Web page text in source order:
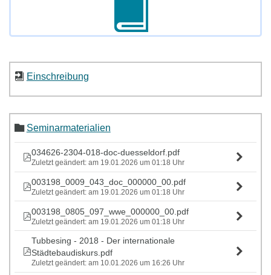
Einschreibung
Seminarmaterialien
034626-2304-018-doc-duesseldorf.pdf
Zuletzt geändert: am 19.01.2026 um 01:18 Uhr
003198_0009_043_doc_000000_00.pdf
Zuletzt geändert: am 19.01.2026 um 01:18 Uhr
003198_0805_097_wwe_000000_00.pdf
Zuletzt geändert: am 19.01.2026 um 01:18 Uhr
Tubbesing - 2018 - Der internationale
Städtebaudiskurs.pdf
Zuletzt geändert: am 10.01.2026 um 16:26 Uhr